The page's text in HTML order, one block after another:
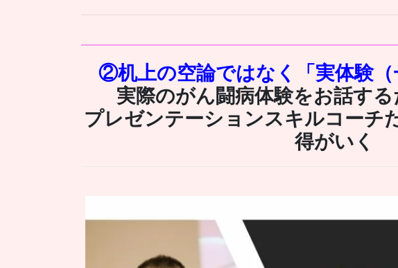
②机上の空論ではなく「実体験
実際のがん闘病体験をお話す
プレゼンテーションスキルコーチ
得がいく